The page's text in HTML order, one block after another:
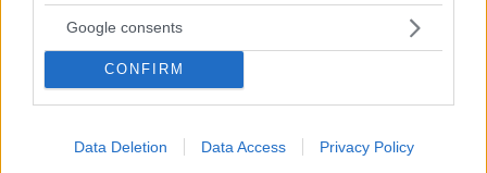
Google consents
CONFIRM
Data Deletion Data Access Privacy Policy
Δείτε βίντεο: Υποψήφιος
Δημοκρατικός σε παραλία της Χαβάης
προκαλεί βρίζοντας γυναίκες, πέφτει
52